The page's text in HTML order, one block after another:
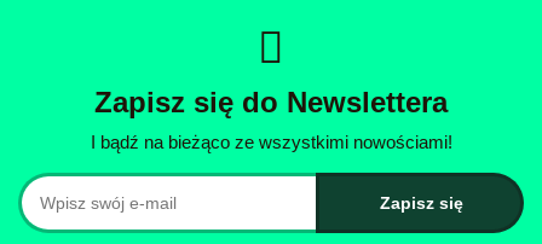
Zapisz się do Newslettera
I bądź na bieżąco ze wszystkimi nowościami!